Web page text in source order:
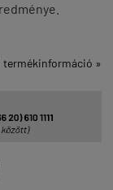
termékinformáció »